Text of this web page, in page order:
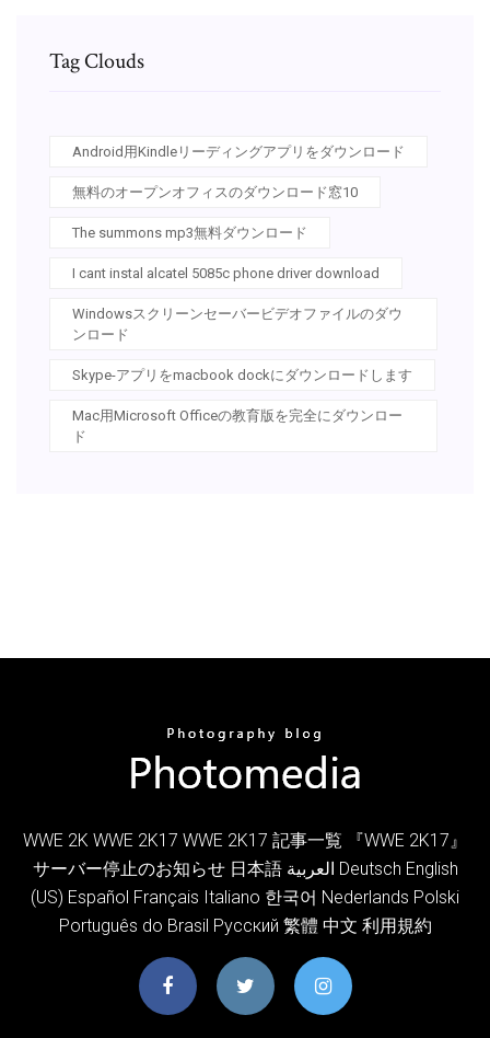
Tag Clouds
Android用Kindleリーディングアプリをダウンロード
無料のオープンオフィスのダウンロード窓10
The summons mp3無料ダウンロード
I cant instal alcatel 5085c phone driver download
Windowsスクリーンセーバービデオファイルのダウ
ンロード
Skype-アプリをmacbook dockにダウンロードします
Mac用Microsoft Officeの教育版を完全にダウンロー
ド
WWE 2K WWE 2K17 WWE 2K17 記事一覧 『WWE 2K17』
サーバー停止のお知らせ 日本語 العربية Deutsch English
(US) Español Français Italiano 한국어 Nederlands Polski
Português do Brasil Русский 繁體 中文 利用規約